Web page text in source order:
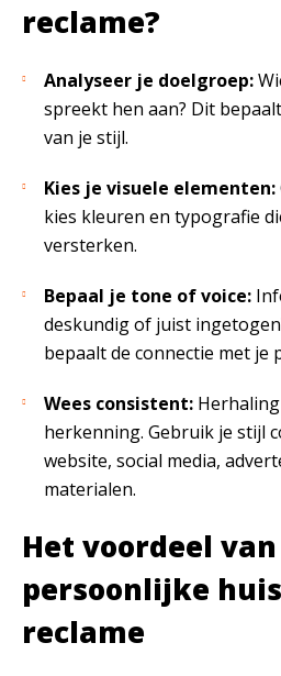
reclame?
Analyseer je doelgroep:
spreekt hen aan? Dit
van je stijl.
Kies je visuele elementen:
kies kleuren en typografie
versterken.
Bepaal je tone of voice:
deskundig of juist
bepaalt de connectie met je
Wees consistent:
herkenning. Gebruik je stijl
website, social media,
materialen.
Het voordeel
persoonlijke
reclame